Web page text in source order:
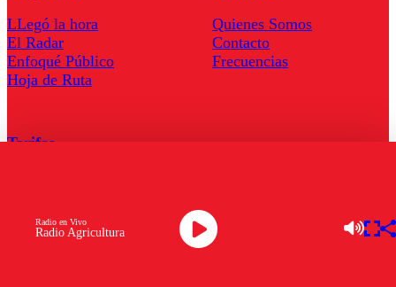
Radio Agricultura
Radio en Vivo
LLegó la hora
El Radar
Enfoqué Público
Hoja de Ruta
Quienes Somos
Contacto
Frecuencias
Tarifas